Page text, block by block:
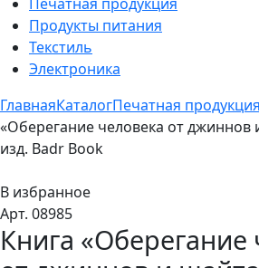
Продукты питания
Текстиль
Электроника
ГлавнаяКаталогПечатная продукция
«Оберегание человека от джиннов
изд. Badr Book
В избранное
Арт. 08985
Книга «Оберегание